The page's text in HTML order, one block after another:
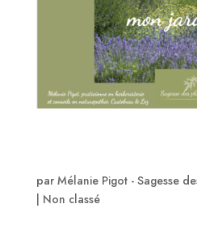
par Mélanie Pigot - Sagesse
| Non classé